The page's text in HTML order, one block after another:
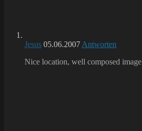
Jesus 05.06.2007 Antworten
Nice location, well composed image